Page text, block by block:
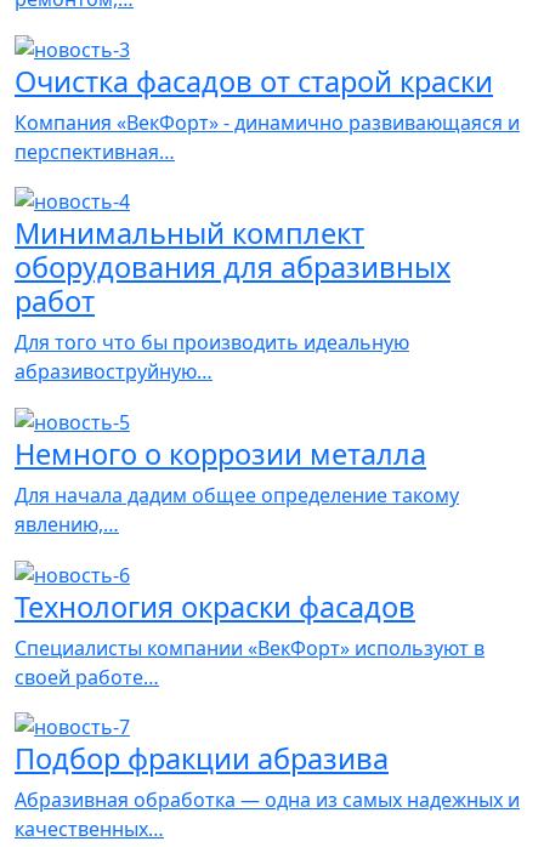
Очистка фасадов от старой краски
Компания «ВекФорт» - динамично развивающаяся и
перспективная…
Минимальный комплект
оборудования для абразивных
работ
Для того что бы производить идеальную
абразивоструйную…
Немного о коррозии металла
Для начала дадим общее определение такому
явлению,…
Технология окраски фасадов
Специалисты компании «ВекФорт» используют в
своей работе…
Подбор фракции абразива
Абразивная обработка — одна из самых надежных и
качественных…